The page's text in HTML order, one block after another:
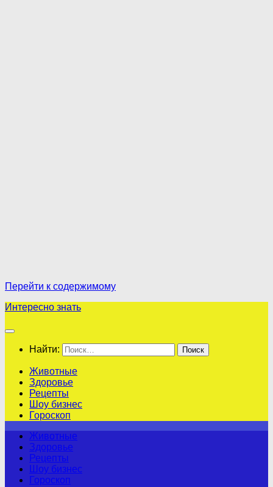
Перейти к содержимому
Интересно знать
Найти:
Животные
Здоровье
Рецепты
Шоу бизнес
Гороскоп
Животные
Здоровье
Рецепты
Шоу бизнес
Гороскоп